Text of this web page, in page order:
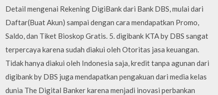
Detail mengenai Rekening DigiBank dari Bank DBS, mulai dari
Daftar(Buat Akun) sampai dengan cara mendapatkan Promo,
Saldo, dan Tiket Bioskop Gratis. 5. digibank KTA by DBS sangat
terpercaya karena sudah diakui oleh Otoritas jasa keuangan.
Tidak hanya diakui oleh Indonesia saja, kredit tanpa agunan dari
digibank by DBS juga mendapatkan pengakuan dari media kelas
dunia The Digital Banker karena menjadi inovasi perbankan